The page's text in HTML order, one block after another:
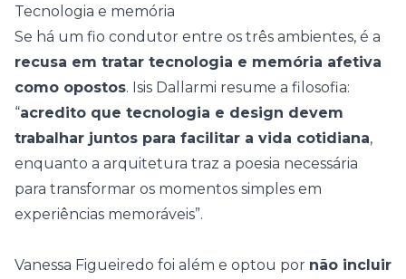
Tecnologia e memória
Se há um fio condutor entre os três ambientes, é a
recusa em tratar tecnologia e memória afetiva
como opostos. Isis Dallarmi resume a filosofia:
“acredito que tecnologia e design devem
trabalhar juntos para facilitar a vida cotidiana,
enquanto a arquitetura traz a poesia necessária
para transformar os momentos simples em
experiências memoráveis”.
Vanessa Figueiredo foi além e optou por não incluir